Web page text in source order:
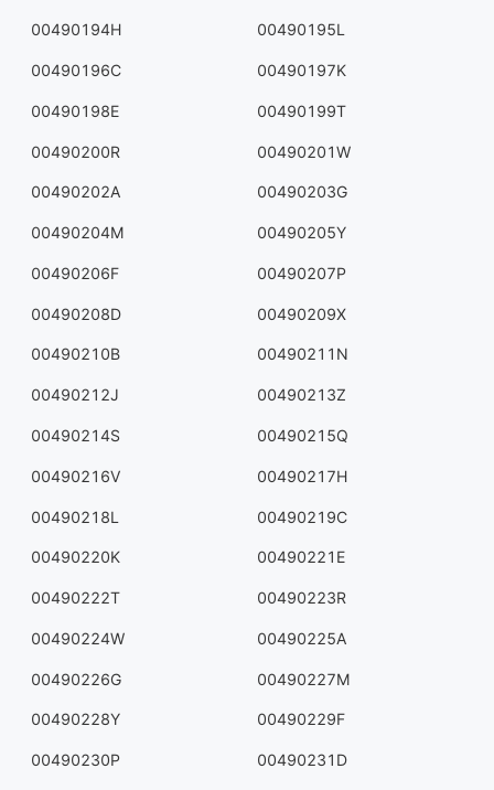
00490194H 00490195L
00490196C 00490197K
00490198E 00490199T
00490200R 00490201W
00490202A 00490203G
00490204M 00490205Y
00490206F 00490207P
00490208D 00490209X
00490210B 00490211N
00490212J 00490213Z
00490214S 00490215Q
00490216V 00490217H
00490218L 00490219C
00490220K 00490221E
00490222T 00490223R
00490224W 00490225A
00490226G 00490227M
00490228Y 00490229F
00490230P 00490231D